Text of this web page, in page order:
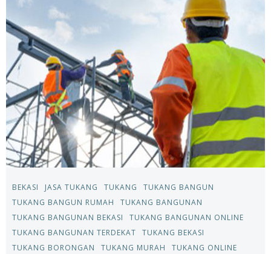
BEKASI JASA TUKANG TUKANG
TUKANG BANGUN
TUKANG BANGUN RUMAH
TUKANG BANGUNAN
TUKANG BANGUNAN BEKASI
TUKANG BANGUNAN ONLINE
TUKANG BANGUNAN TERDEKAT
TUKANG BEKASI
TUKANG BORONGAN
TUKANG MURAH
TUKANG ONLINE